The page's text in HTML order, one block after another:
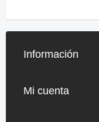
Información
Mi cuenta